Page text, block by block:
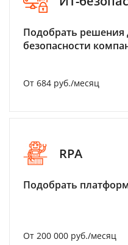
Подобрать
безопасности
От 684 руб./месяц
RPA
Подобрать
От 200 000 руб./месяц